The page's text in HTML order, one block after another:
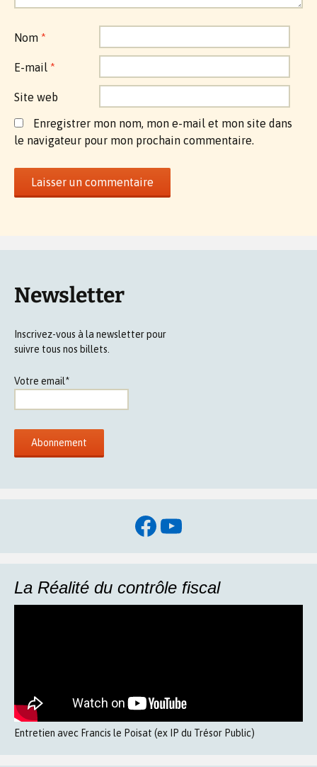
Nom *
E-mail *
Site web
Enregistrer mon nom, mon e-mail et mon site dans
le navigateur pour mon prochain commentaire.
Newsletter
Inscrivez-vous à la newsletter pour
suivre tous nos billets.
Votre email*
Facebook
YouTube
La Réalité du contrôle fiscal
Entretien avec Francis le Poisat (ex IP du Trésor Public)